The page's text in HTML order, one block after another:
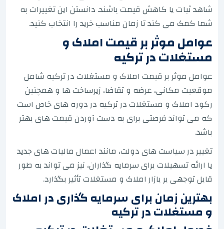
شاهد ثبات یا کاهش قیمت باشند. دانستن این تغییرات به
شما کمک می کند تا زمان مناسب خرید را انتخاب کنید.
عوامل موثر بر قیمت املاک و
مستغلات در ترکیه
عوامل موثر بر قیمت املاک و مستغلات در ترکیه شامل
موقعیت مکانی، عرضه و تقاضا، زیرساخت ها و همچنین
رکود املاک و مستغلات در ترکیه در دوره های خاص است
که می تواند فرصتی برای به دست آوردن قیمت های بهتر
باشد.
تغییر در سیاست های دولت، مانند اعمال مالیات های جدید
یا ارائه تسهیلات برای سرمایه گذاران، نیز می تواند به طور
قابل توجهی بر بازار املاک و مستغلات تأثیر بگذارد.
بهترین زمان برای سرمایه گذاری در املاک
و مستغلات در ترکیه